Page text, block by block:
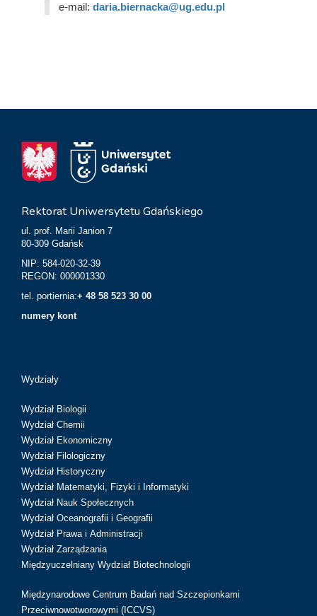
e-mail: daria.biernacka@ug.edu.pl
Rektorat Uniwersytetu Gdańskiego
ul. prof. Marii Janion 7
80-309 Gdańsk
NIP: 584-020-32-39
REGON: 000001330
tel. portiernia:+ 48 58 523 30 00
numery kont
Wydziały
Wydział Biologii
Wydział Chemii
Wydział Ekonomiczny
Wydział Filologiczny
Wydział Historyczny
Wydział Matematyki, Fizyki i Informatyki
Wydział Nauk Społecznych
Wydział Oceanografii i Geografii
Wydział Prawa i Administracji
Wydział Zarządzania
Międzyuczelniany Wydział Biotechnologii
Międzynarodowe Centrum Badań nad Szczepionkami
Przeciwnowotworowymi (ICCVS)